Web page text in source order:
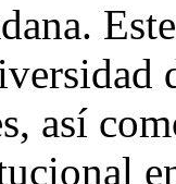
así